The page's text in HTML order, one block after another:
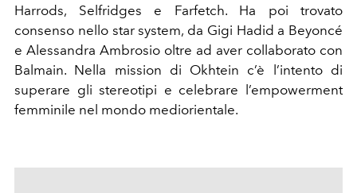
Harrods, Selfridges e Farfetch. Ha poi trovato
consenso nello star system, da Gigi Hadid a Beyoncé
e Alessandra Ambrosio oltre ad aver collaborato con
Balmain. Nella mission di Okhtein c’è l’intento di
superare gli stereotipi e celebrare l’empowerment
femminile nel mondo mediorientale.